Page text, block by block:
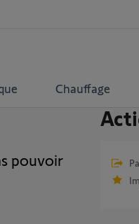
Chauffage
pouvoir